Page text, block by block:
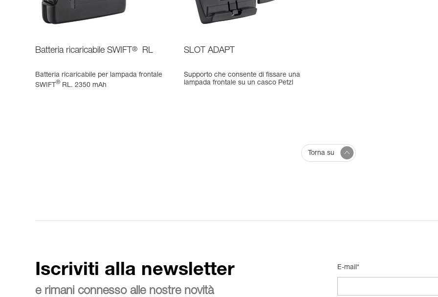
Batteria ricaricabile SWIFT ® RL
Batteria ricaricabile per lampada frontale
SWIFT ® RL. 2350 mAh
SLOT ADAPT
Supporto che consente di fissare una
lampada frontale su un casco Petzl
Torna su
Iscriviti alla newsletter
e rimani connesso alle nostre novità
E-mail*